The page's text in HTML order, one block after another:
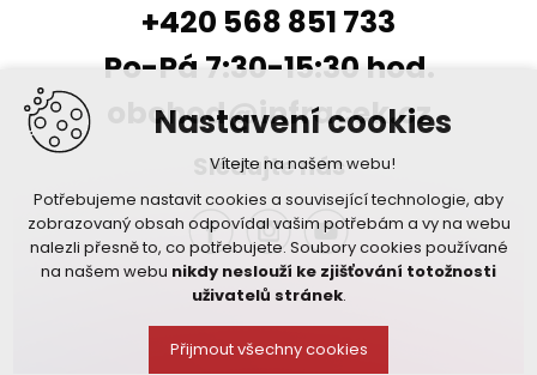
Nastavení cookies
Vítejte na našem webu!
Potřebujeme nastavit cookies a související technologie, aby
zobrazovaný obsah odpovídal vašim potřebám a vy na webu
nalezli přesně to, co potřebujete. Soubory cookies používané
na našem webu nikdy neslouží ke zjišťování totožnosti
uživatelů stránek.
Přijmout všechny cookies
+420 568 851 733
Po-Pá 7:30-15:30 hod.
obchod@infracek.cz
Sledujte nás